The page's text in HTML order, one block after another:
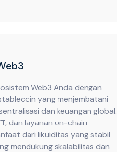
Web3 Anda dengan
yang menjembatani
dan keuangan global.
dan layanan on-chain
dari likuiditas yang stabil
mendukung skalabilitas dan